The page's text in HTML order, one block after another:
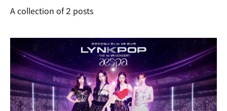
A collection of 2 posts